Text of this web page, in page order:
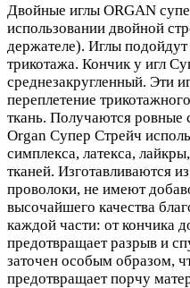
Двойные иглы ORGAN
использовании двойной
держателе). Иглы
трикотажа. Кончик у игл
среднезакругленный. Эти
переплетение
ткань. Получаются ровные
Organ Супер Стрейч
симплекса, латекса,
тканей. Изготавливаются
проволоки, не имеют
высочайшего качества
каждой части: от кончика
предотвращает разрыв и
заточен особым образом,
предотвращает порчу